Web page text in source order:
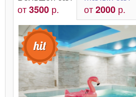
от3500 р.
от2000 р.